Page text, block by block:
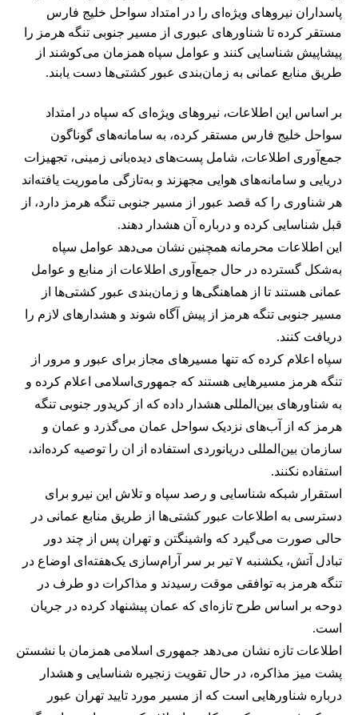
پاسداران نیروهای ویژه‌ای را در امتداد سواحل خلیج فارس
مستقر کرده تا شناورهای عبوری از مسیر جنوبی تنگه هرمز را
پیشاپیش شناسایی کنند و عوامل سپاه همزمان می‌کوشند از
طریق منابع عمانی به زمان‌بندی عبور کشتی‌ها دست یابند.
بر اساس این اطلاعات، نیروهای ویژه‌ای که سپاه در امتداد
سواحل خلیج فارس مستقر کرده، به سامانه‌های گوناگون
جمع‌آوری اطلاعات، شامل پست‌های دیده‌بانی زمینی، تجهیزات
دریایی و سامانه‌های هوایی مجهزند و به‌تازگی ماموریت یافته‌اند
هر شناوری را که قصد عبور از مسیر جنوبی تنگه هرمز دارد، از
قبل شناسایی کرده و درباره آن هشدار دهند.
این اطلاعات محرمانه همچنین نشان می‌دهد عوامل سپاه
به‌شکل گسترده در حال جمع‌آوری اطلاعات از منابع و عوامل
عمانی هستند تا از هماهنگی‌ها و زمان‌بندی عبور کشتی‌ها از
مسیر جنوبی تنگه هرمز از پیش آگاه شوند و هشدارهای لازم را
دریافت کنند.
سپاه اعلام کرده که تنها مسیرهای مجاز برای عبور و مرور از
تنگه هرمز مسیرهایی هستند که جمهوری‌اسلامی اعلام کرده و
به شناورهای بین‌المللی هشدار داده که از کریدور جنوبی تنگه
هرمز که از آب‌های نزدیک سواحل عمان می‌گذرد و عمان و
سازمان بین‌المللی دریانوردی استفاده از ان را توصیه کرده‌اند،
استفاده نکنند.
استقرار شبکه شناسایی و رصد سپاه و تلاش این نیرو برای
دسترسی به اطلاعات عبور کشتی‌ها از طریق منابع عمانی در
حالی صورت می‌گیرد که واشینگتن و تهران پس از چند دور
تبادل آتش، یکشنبه ۷ تیر بر سر آرام‌سازی یک‌هفته‌ای اوضاع در
تنگه هرمز به توافقی موقت رسیدند و مذاکرات دو طرف در
دوحه بر اساس طرح تازه‌ای که عمان پیشنهاد کرده در جریان
است.
اطلاعات تازه نشان می‌دهد جمهوری اسلامی همزمان با نشستن
پشت میز مذاکره، در حال تقویت زنجیره شناسایی و هشدار
درباره شناورهایی است که از مسیر مورد تایید تهران عبور